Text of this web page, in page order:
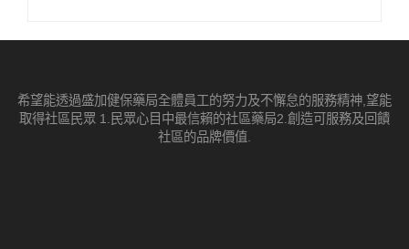
希望能透過盛加健保藥局全體員工的努力及不懈怠的服務精神,望能
取得社區民眾 1.民眾心目中最信賴的社區藥局2.創造可服務及回饋
社區的品牌價值.